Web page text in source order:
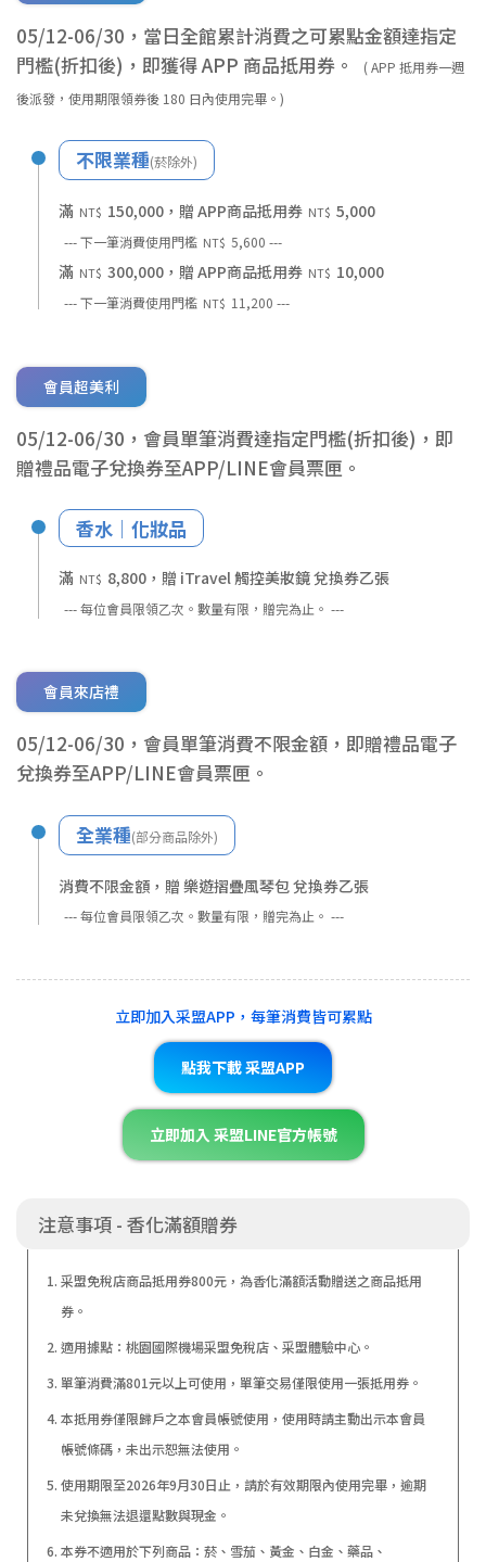
05/12-06/30，當日全館累計消費之可累點金額達指定
門檻(折扣後)，即獲得 APP 商品抵用券。
( APP 抵用券一週
後派發，使用期限領券後 180 日內使用完畢。)
不限業種(菸除外)
滿 NT$ 150,000，贈 APP商品抵用券 NT$ 5,000
--- 下一筆消費使用門檻 NT$ 5,600 ---
滿 NT$ 300,000，贈 APP商品抵用券 NT$ 10,000
--- 下一筆消費使用門檻 NT$ 11,200 ---
會員超美利
05/12-06/30，會員單筆消費達指定門檻(折扣後)，即
贈禮品電子兌換券至APP/LINE會員票匣。
香水｜化妝品
滿 NT$ 8,800，贈 iTravel 觸控美妝鏡 兌換券乙張
--- 每位會員限領乙次。數量有限，贈完為止。 ---
會員來店禮
05/12-06/30，會員單筆消費不限金額，即贈禮品電子
兌換券至APP/LINE會員票匣。
全業種(部分商品除外)
消費不限金額，贈 樂遊摺疊風琴包 兌換券乙張
--- 每位會員限領乙次。數量有限，贈完為止。 ---
立即加入采盟APP，每筆消費皆可累點
點我下載 采盟APP
立即加入 采盟LINE官方帳號
注意事項 - 香化滿額贈券
采盟免稅店商品抵用券800元，為香化滿額活動贈送之商品抵用
券。
適用據點：桃園國際機場采盟免稅店、采盟體驗中心。
單筆消費滿801元以上可使用，單筆交易僅限使用一張抵用券。
本抵用券僅限歸戶之本會員帳號使用，使用時請主動出示本會員
帳號條碼，未出示恕無法使用。
使用期限至2026年9月30日止，請於有效期限內使用完畢，逾期
未兌換無法退還點數與現金。
本券不適用於下列商品：菸、雪茄、黃金、白金、藥品、